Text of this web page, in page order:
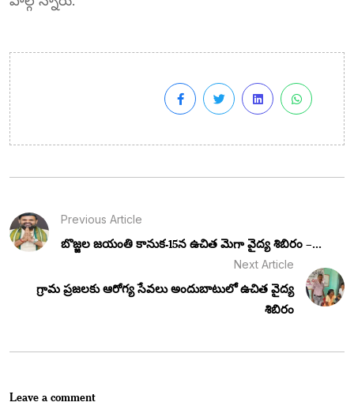
Previous Article
బొజ్జల జయంతి కానుక-15న ఉచిత మెగా వైద్య శిబిరం –...
Next Article
గ్రామ ప్రజలకు ఆరోగ్య సేవలు అందుబాటులో ఉచిత వైద్య
శిబిరం
Leave a comment